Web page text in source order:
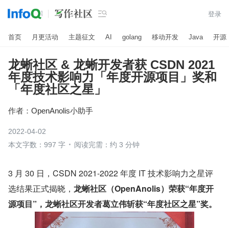
 登录
首页 月更活动 主题征文 AI golang 移动开发 Java 开源
龙蜥社区 & 龙蜥开发者获 CSDN 2021
年度技术影响力「年度开源项目」奖和
「年度社区之星」
作者： OpenAnolis小助手
2022-04-02
本文字数：997 字
阅读完需：约 3 分钟
3 月 30 日，CSDN 2021-2022 年度 IT 技术影响力之星评
选结果正式揭晓， 龙蜥社区（OpenAnolis）荣获“年度开
源项目”，龙蜥社区开发者葛立伟斩获“年度社区之星”奖。